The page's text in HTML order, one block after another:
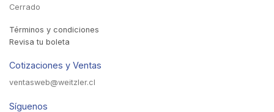
Cerrado
Términos y condiciones
Revisa tu boleta
Cotizaciones y Ventas
ventasweb@weitzler.cl
Síguenos